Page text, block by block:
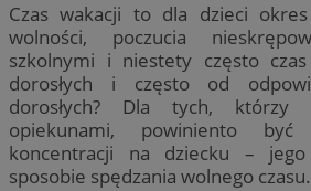
Czas wakacji to dla dzieci
wolności, poczucia
szkolnymi i niestety często
dorosłych i często od
dorosłych? Dla tych,
opiekunami, powiniento być
koncentracji na dziecku – jego
sposobie spędzania wolnego czasu.